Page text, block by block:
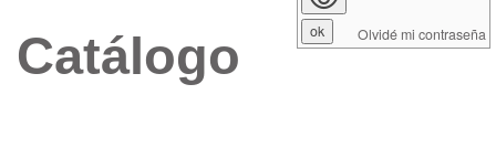
Catálogo Olvidé mi contraseña